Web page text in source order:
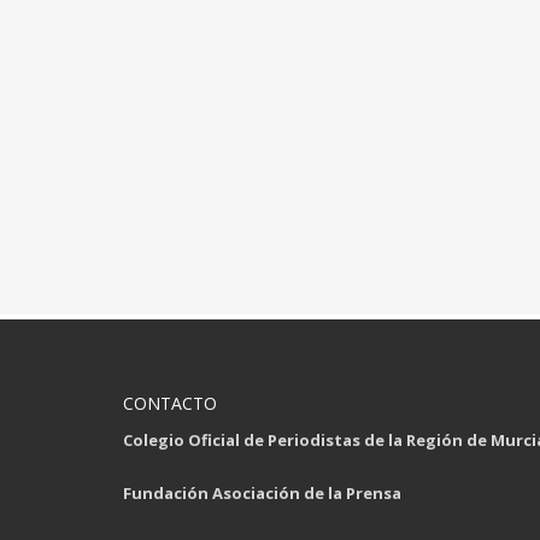
CONTACTO
Colegio Oficial de Periodistas de la Región de
Fundación Asociación de la Prensa